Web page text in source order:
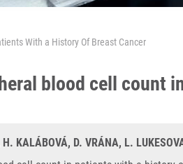
With a History Of Breast Cancer
blood cell count
KALÁBOVÁ, D. VRÁNA, L.